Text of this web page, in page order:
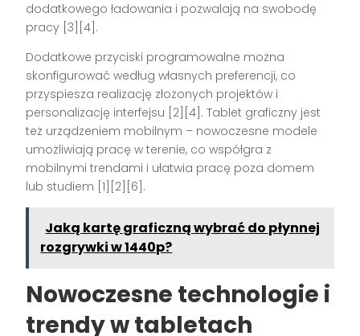
dodatkowego ładowania i pozwalają na swobodę
pracy [3][4] .
Dodatkowe przyciski programowalne można
skonfigurować według własnych preferencji, co
przyspiesza realizację złożonych projektów i
personalizację interfejsu [2][4] . Tablet graficzny jest
też urządzeniem mobilnym – nowoczesne modele
umożliwiają pracę w terenie, co współgra z
mobilnymi trendami i ułatwia pracę poza domem
lub studiem [1][2][6] .
Jaką kartę graficzną wybrać do płynnej
rozgrywki w 1440p?
Nowoczesne technologie i
trendy w tabletach